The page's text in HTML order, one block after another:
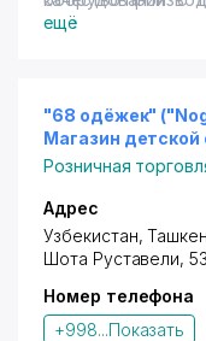
решения,
ручного труда,
обеспечить
индивидуальный
ещё
"68 одёжек"
Магазин
Розничная
Адрес
Узбекистан,
Шота Руставели, 53
Номер телефона
+998...Показать